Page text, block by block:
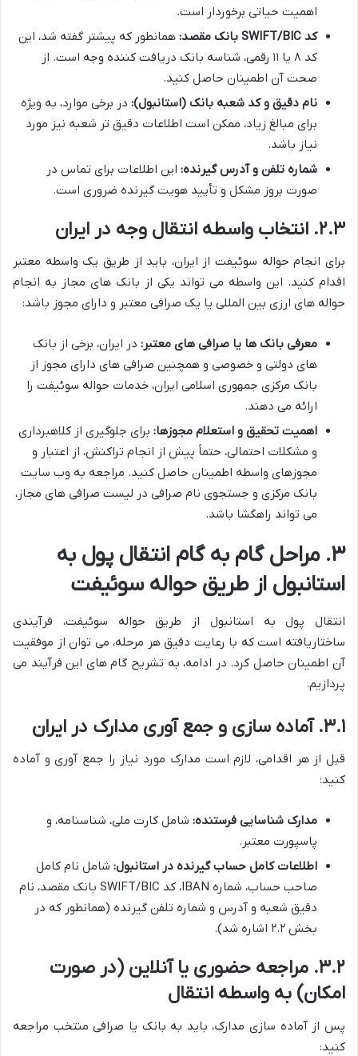
اهمیت حیاتی برخوردار است.
کد SWIFT/BIC بانک مقصد:
همانطور که پیشتر گفته شد، این
کد ۸ یا ۱۱ رقمی، شناسه بانک دریافت کننده وجه است. از
صحت آن اطمینان حاصل کنید.
نام دقیق و کد شعبه بانک (استانبول): در برخی موارد، به ویژه
برای مبالغ زیاد، ممکن است اطلاعات دقیق تر شعبه نیز مورد
نیاز باشد.
شماره تلفن و آدرس گیرنده: این اطلاعات برای تماس در
صورت بروز مشکل و تأیید هویت گیرنده ضروری است.
۲.۳. انتخاب واسطه انتقال وجه در ایران
برای انجام حواله سوئیفت از ایران، باید از طریق یک واسطه معتبر
اقدام کنید. این واسطه می تواند یکی از بانک های مجاز به انجام
حواله های ارزی بین المللی یا یک صرافی معتبر و دارای مجوز باشد:
معرفی بانک ها یا صرافی های معتبر: در ایران، برخی از بانک
های دولتی و خصوصی و همچنین صرافی های دارای مجوز از
بانک مرکزی جمهوری اسلامی ایران، خدمات حواله سوئیفت را
ارائه می دهند.
اهمیت تحقیق و استعلام مجوزها: برای جلوگیری از کلاهبرداری
و مشکلات احتمالی، حتماً پیش از انجام تراکنش، از اعتبار و
مجوزهای واسطه اطمینان حاصل کنید. مراجعه به وب سایت
بانک مرکزی و جستجوی نام صرافی در لیست صرافی های مجاز،
می تواند راهگشا باشد.
۳. مراحل گام به گام انتقال پول به
استانبول از طریق حواله سوئیفت
انتقال پول به استانبول از طریق حواله سوئیفت، فرآیندی
ساختاریافته است که با رعایت دقیق هر مرحله، می توان از موفقیت
آن اطمینان حاصل کرد. در ادامه، به تشریح گام های این فرآیند می
پردازیم.
۳.۱. آماده سازی و جمع آوری مدارک در ایران
قبل از هر اقدامی، لازم است مدارک مورد نیاز را جمع آوری و آماده
کنید:
مدارک شناسایی فرستنده: شامل کارت ملی، شناسنامه، و
پاسپورت معتبر.
اطلاعات کامل حساب گیرنده در استانبول: شامل نام کامل
صاحب حساب، شماره IBAN، کد SWIFT/BIC بانک مقصد، نام
دقیق شعبه و آدرس و شماره تلفن گیرنده (همانطور که در
بخش ۲.۲ اشاره شد).
۳.۲. مراجعه حضوری یا آنلاین (در صورت
امکان) به واسطه انتقال
پس از آماده سازی مدارک، باید به بانک یا صرافی منتخب مراجعه
کنید: